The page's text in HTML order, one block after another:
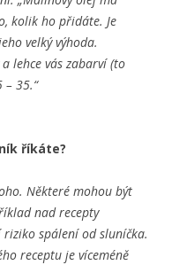
kolik ho přidáte. Je
velký výhoda.
lehce vás zabarví (to
– 35.“
říkáte?
Některé mohou být
nad recepty
spálení od sluníčka.
receptu je víceméně